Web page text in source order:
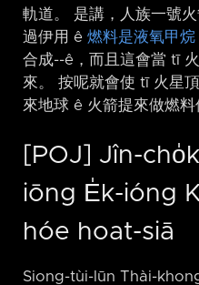
軌道。 是講，人族一號
過伊用 ê 燃料是液氧甲烷
合成-⁠-ê，而且這會當 tī
來。 按呢就會使 tī 火星
來地球 ê 火箭提來做燃料
[POJ] Jîn-
iōng E̍k-ióng
hóe hoat-siā
Siong-tùi-lūn Thài-